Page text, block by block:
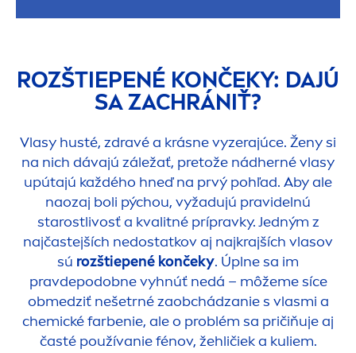
ROZŠTIEPENÉ KONČEKY: DAJÚ
SA ZACHRÁNIŤ?
Vlasy husté, zdravé a krásne vyzerajúce. Ženy si
na nich dávajú záležať, pretože nádherné vlasy
upútajú každého hneď na prvý pohľad. Aby ale
naozaj boli pýchou, vyžadujú pravidelnú
starostlivosť a kvalitné prípravky. Jedným z
najčastejších nedostatkov aj najkrajších vlasov
sú rozštiepené končeky. Úplne sa im
pravdepodobne vyhnúť nedá – môžeme síce
obmedziť nešetrné zaobchádzanie s vlasmi a
chemické farbenie, ale o problém sa pričiňuje aj
časté používanie fénov, žehličiek a kuliem.